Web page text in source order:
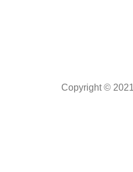
Copyright ©